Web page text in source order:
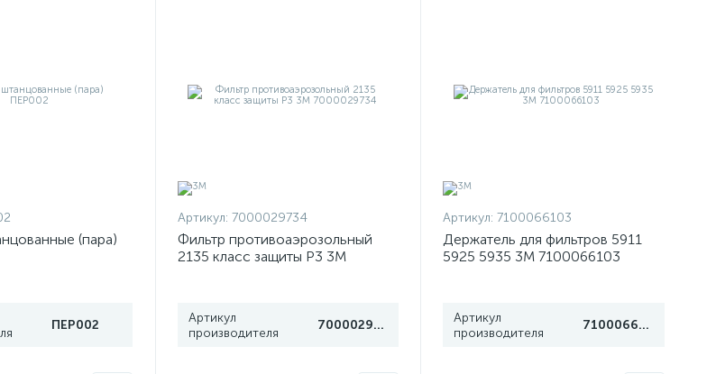
(пара)
ПЕР002
Артикул: 7000029734
Фильтр противоаэрозольный
2135 класс защиты Р3 3М
Артикул
производителя
7000029734
Артикул: 7100066103
Держатель для фильтров 5911
5925 5935 3М 7100066103
Артикул
производителя
7100066103